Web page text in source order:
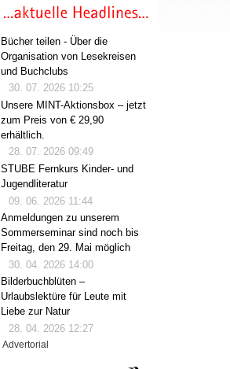
Bücher teilen - Über die
Organisation von Lesekreisen
und Buchclubs
30. 07. 2026 10:25
Unsere MINT-Aktionsbox – jetzt
zum Preis von € 29,90
erhältlich.
28. 07. 2026 09:49
STUBE Fernkurs Kinder- und
Jugendliteratur
09. 06. 2026 11:44
Anmeldungen zu unserem
Sommerseminar sind noch bis
Freitag, den 29. Mai möglich
30. 04. 2026 14:00
Bilderbuchblüten –
Urlaubslektüre für Leute mit
Liebe zur Natur
28. 04. 2026 12:27
Advertorial